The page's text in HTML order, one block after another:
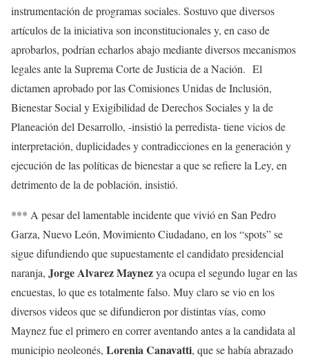
instrumentación de programas sociales. Sostuvo que diversos
artículos de la iniciativa son inconstitucionales y, en caso de
aprobarlos, podrían echarlos abajo mediante diversos mecanismos
legales ante la Suprema Corte de Justicia de a Nación. El
dictamen aprobado por las Comisiones Unidas de Inclusión,
Bienestar Social y Exigibilidad de Derechos Sociales y la de
Planeación del Desarrollo, -insistió la perredista- tiene vicios de
interpretación, duplicidades y contradicciones en la generación y
ejecución de las políticas de bienestar a que se refiere la Ley, en
detrimento de la de población, insistió.
*** A pesar del lamentable incidente que vivió en San Pedro
Garza, Nuevo León, Movimiento Ciudadano, en los “spots” se
sigue difundiendo que supuestamente el candidato presidencial
naranja, Jorge Alvarez Maynezya ocupa el segundo lugar en las
encuestas, lo que es totalmente falso. Muy claro se vio en los
diversos videos que se difundieron por distintas vías, como
Maynez fue el primero en correr aventando antes a la candidata al
municipio neoleonés, Lorenia Canavatti, que se había abrazado